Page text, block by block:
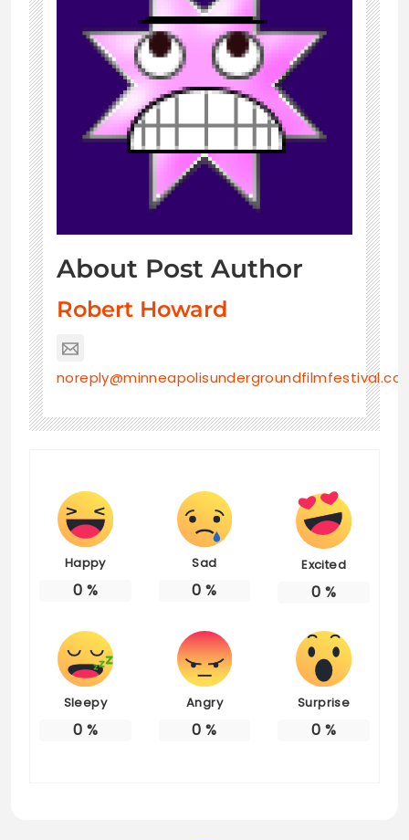
About Post Author
Robert Howard
Happy
0 %
Sad
0 %
Excited
0 %
Sleepy
0 %
Angry
0 %
Surprise
0 %